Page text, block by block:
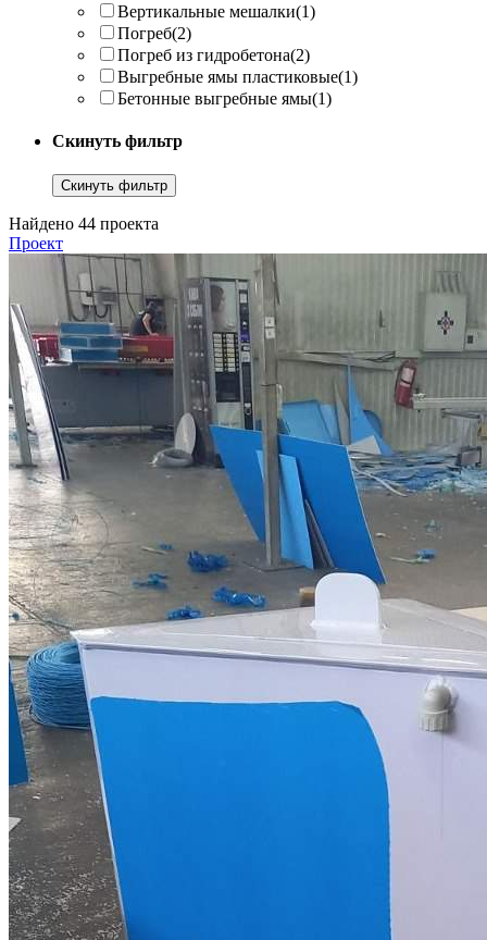
Вертикальные мешалки(1)
Погреб(2)
Погреб из гидробетона(2)
Выгребные ямы пластиковые(1)
Бетонные выгребные ямы(1)
Скинуть фильтр
Найдено 44 проекта
Проект